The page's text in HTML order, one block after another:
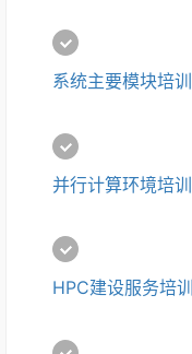
系统主要模块培训
并行计算环境培训
HPC建设服务培训